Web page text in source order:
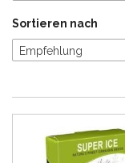
Sortieren nach
Empfehlung